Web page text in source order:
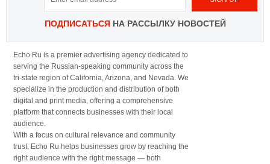
ПОДПИСАТЬСЯНА РАССЫЛКУ НОВОСТЕЙ
Echo Ru is a premier advertising agency dedicated to
serving the Russian-speaking community across the
tri-state region of California, Arizona, and Nevada. We
specialize in the production and distribution of both
digital and print media, offering a comprehensive
platform that connects businesses with their local
audience.
With a focus on cultural relevance and community
trust, Echo Ru helps businesses grow by reaching the
right audience with the right message — both